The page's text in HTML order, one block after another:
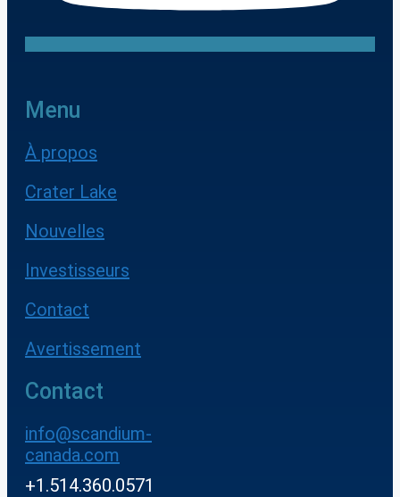
Menu
À propos
Crater Lake
Nouvelles
Investisseurs
Contact
Avertissement
Contact
info@scandium-
canada.com
+1.514.360.0571